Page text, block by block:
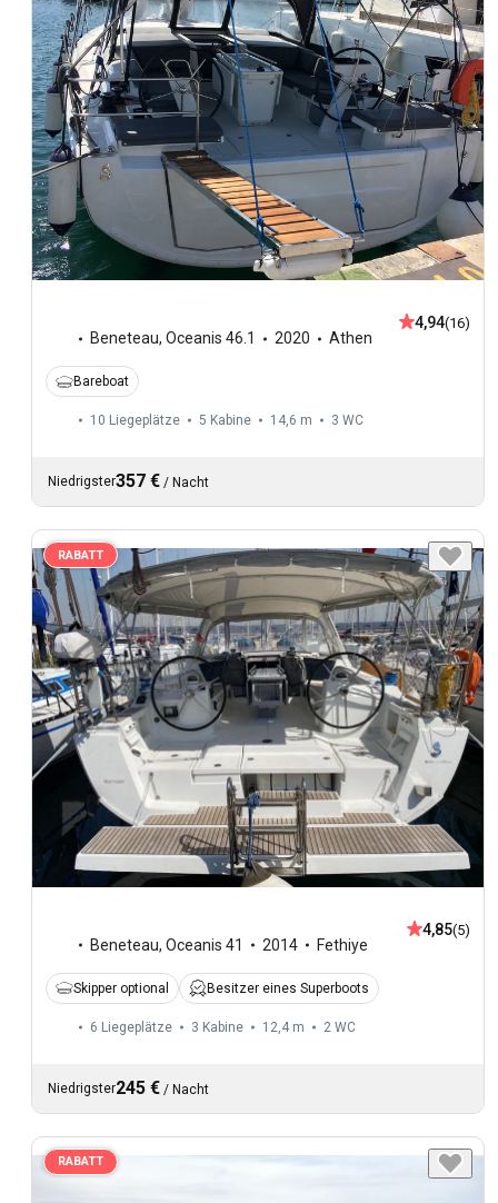
Beneteau, Oceanis 46.1 2020 Athen
4,94(16)
Bareboat
10 Liegeplätze 5 Kabine 14,6 m 3 WC
Niedrigster357 € / Nacht
RABATT
Beneteau, Oceanis 41 2014 Fethiye
4,85(5)
Skipper optional Besitzer eines Superboots
6 Liegeplätze 3 Kabine 12,4 m 2 WC
Niedrigster245 € / Nacht
RABATT